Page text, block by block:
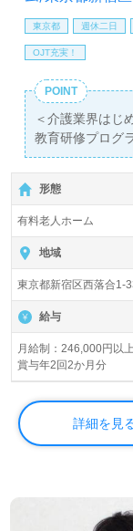
東京都 週休二日
OJT充実！
POINT
＜介護業界はじ
教育研修プログ
員募集◎
【月給246,000
ャレンジ介護！
前』徒歩9分。
定員64名（57室
会社ベネッセス
以上、26年の実
ム、保育/学童
供。資格支援制
てよかった！』
◎介護業界で天
みになる』あ
看護助手や介護
『介護業界で頑
形態
有料老人ホーム
地域
東京都新宿区西落合1-
給与
月給制：246,000円以
賞与年2回2か月分
詳細を見